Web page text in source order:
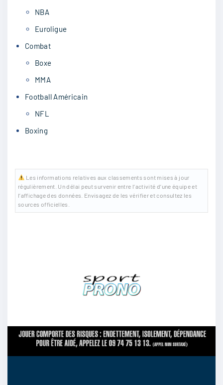
NBA
Euroligue
Combat
Boxe
MMA
Football Américain
NFL
Boxing
Les informations relatives aux classements sont mises à jour
régulièrement. Un délai peut survenir entre l’activité d’une équipe et
l’affichage des données. Envisagez de les vérifier et consultez les
sources officielles.